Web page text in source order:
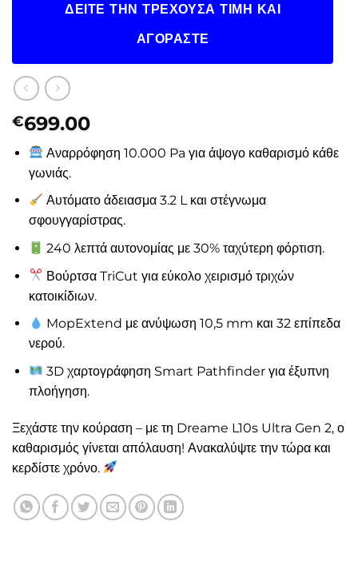
ΔΕΊΤΕ ΤΗΝ ΤΡΈΧΟΥΣΑ ΤΙΜΉ ΚΑΙ
ΑΓΟΡΆΣΤΕ
€699.00
Αναρρόφηση 10.000 Pa για άψογο καθαρισμό κάθε
γωνιάς.
Αυτόματο άδειασμα 3.2 L και στέγνωμα
σφουγγαρίστρας.
240 λεπτά αυτονομίας με 30% ταχύτερη φόρτιση.
Βούρτσα TriCut για εύκολο χειρισμό τριχών
κατοικίδιων.
MopExtend με ανύψωση 10,5 mm και 32 επίπεδα
νερού.
3D χαρτογράφηση Smart Pathfinder για έξυπνη
πλοήγηση.
Ξεχάστε την κούραση – με τη Dreame L10s Ultra Gen 2, ο
καθαρισμός γίνεται απόλαυση! Ανακαλύψτε την τώρα και
κερδίστε χρόνο.